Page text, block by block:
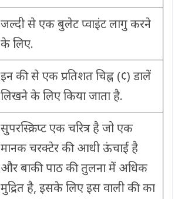
जल्दी से एक बुलेट प्वाइंट लागु करने
के लिए.
इन की से एक प्रतिशत चिह्न (¢) डालें
लिखने के लिए किया जाता है.
सुपरस्क्रिप्ट एक चरित्र है जो एक
मानक चरक्टेर की आधी ऊंचाई है
और बाकी पाठ की तुलना में अधिक
मुद्रित है, इसके लिए इस वाली की का